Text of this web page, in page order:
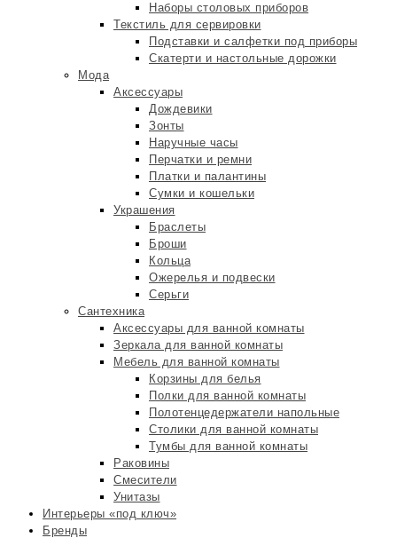
Наборы столовых приборов
Текстиль для сервировки
Подставки и салфетки под приборы
Скатерти и настольные дорожки
Мода
Аксессуары
Дождевики
Зонты
Наручные часы
Перчатки и ремни
Платки и палантины
Сумки и кошельки
Украшения
Браслеты
Броши
Кольца
Ожерелья и подвески
Серьги
Сантехника
Аксессуары для ванной комнаты
Зеркала для ванной комнаты
Мебель для ванной комнаты
Корзины для белья
Полки для ванной комнаты
Полотенцедержатели напольные
Столики для ванной комнаты
Тумбы для ванной комнаты
Раковины
Смесители
Унитазы
Интерьеры «под ключ»
Бренды